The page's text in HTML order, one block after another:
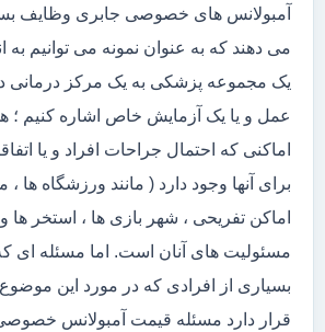
آمبولانس های خصوصی جابری وظایف
می دهند که به عنوان نمونه می توانیم به
یک مجموعه پزشکی به یک مرکز درمانی
عمل و یا یک آزمایش خاص اشاره کنیم ؛
اماکنی که احتمال جراحات افراد و یا
برای آنها وجود دارد ( مانند ورزشگاه ها
اماکن تفریحی ، شهر بازی ها ، استخر ها و
مسئولیت های آنان است. اما مسئله ای
بسیاری از افرادی که در مورد این
قرار دارد مسئله قیمت آمبولانس